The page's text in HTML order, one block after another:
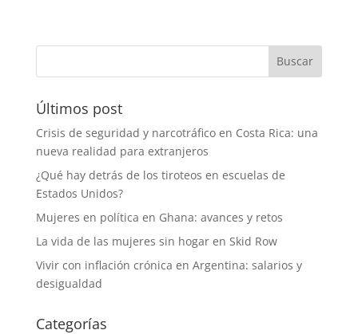
Últimos post
Crisis de seguridad y narcotráfico en Costa Rica: una
nueva realidad para extranjeros
¿Qué hay detrás de los tiroteos en escuelas de
Estados Unidos?
Mujeres en política en Ghana: avances y retos
La vida de las mujeres sin hogar en Skid Row
Vivir con inflación crónica en Argentina: salarios y
desigualdad
Categorías